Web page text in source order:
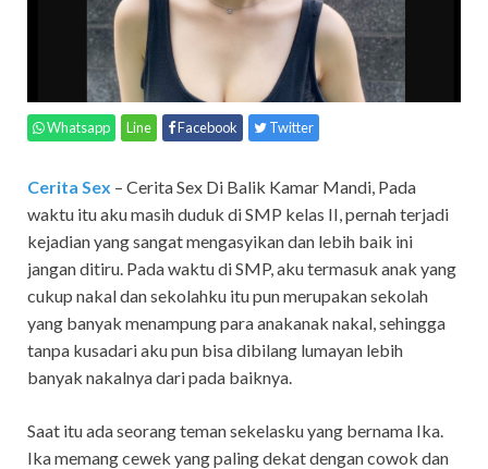
Whatsapp Line Facebook Twitter
Cerita Sex – Cerita Sex Di Balik Kamar Mandi, Pada
waktu itu aku masih duduk di SMP kelas II, pernah terjadi
kejadian yang sangat mengasyikan dan lebih baik ini
jangan ditiru. Pada waktu di SMP, aku termasuk anak yang
cukup nakal dan sekolahku itu pun merupakan sekolah
yang banyak menampung para anakanak nakal, sehingga
tanpa kusadari aku pun bisa dibilang lumayan lebih
banyak nakalnya dari pada baiknya.
Saat itu ada seorang teman sekelasku yang bernama Ika.
Ika memang cewek yang paling dekat dengan cowok dan